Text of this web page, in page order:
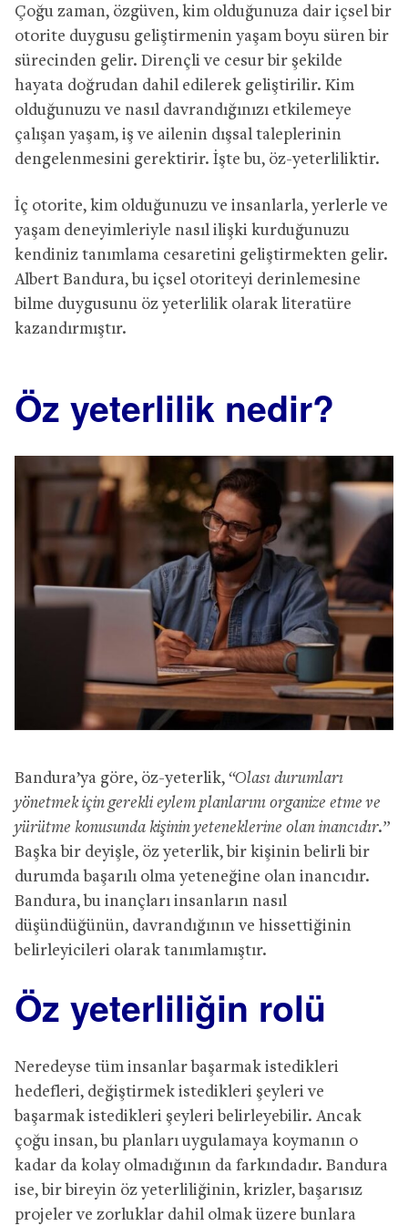
Çoğu zaman, özgüven, kim olduğunuza dair içsel bir
otorite duygusu geliştirmenin yaşam boyu süren bir
sürecinden gelir. Dirençli ve cesur bir şekilde
hayata doğrudan dahil edilerek geliştirilir. Kim
olduğunuzu ve nasıl davrandığınızı etkilemeye
çalışan yaşam, iş ve ailenin dışsal taleplerinin
dengelenmesini gerektirir. İşte bu, öz-yeterliliktir.
İç otorite, kim olduğunuzu ve insanlarla, yerlerle ve
yaşam deneyimleriyle nasıl ilişki kurduğunuzu
kendiniz tanımlama cesaretini geliştirmekten gelir.
Albert Bandura, bu içsel otoriteyi derinlemesine
bilme duygusunu öz yeterlilik olarak literatüre
kazandırmıştır.
Öz yeterlilik nedir?
Bandura’ya göre, öz-yeterlik, “Olası durumları
yönetmek için gerekli eylem planlarını organize etme ve
yürütme konusunda kişinin yeteneklerine olan inancıdır.”
Başka bir deyişle, öz yeterlik, bir kişinin belirli bir
durumda başarılı olma yeteneğine olan inancıdır.
Bandura, bu inançları insanların nasıl
düşündüğünün, davrandığının ve hissettiğinin
belirleyicileri olarak tanımlamıştır.
Öz yeterliliğin rolü
Neredeyse tüm insanlar başarmak istedikleri
hedefleri, değiştirmek istedikleri şeyleri ve
başarmak istedikleri şeyleri belirleyebilir. Ancak
çoğu insan, bu planları uygulamaya koymanın o
kadar da kolay olmadığının da farkındadır. Bandura
ise, bir bireyin öz yeterliliğinin, krizler, başarısız
projeler ve zorluklar dahil olmak üzere bunlara